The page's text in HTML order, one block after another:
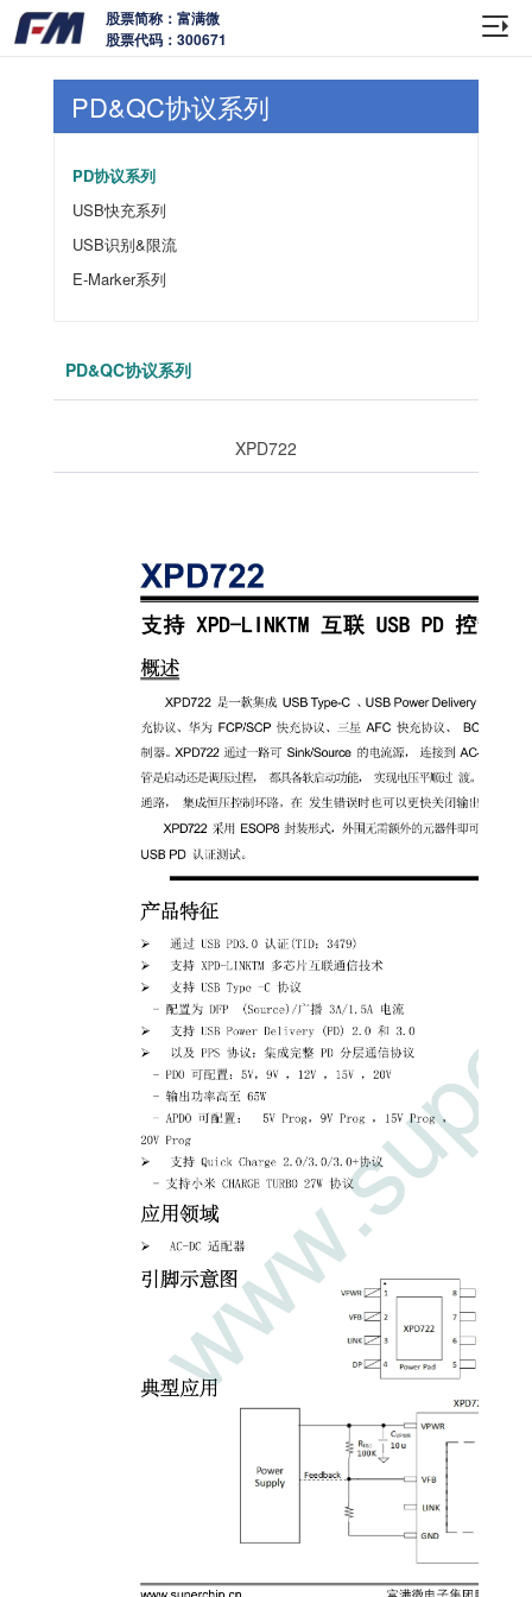
股票简称：富满微
股票代码：300671
PD&QC协议系列
PD协议系列
USB快充系列
USB识别&限流
E-Marker系列
PD&QC协议系列
XPD722